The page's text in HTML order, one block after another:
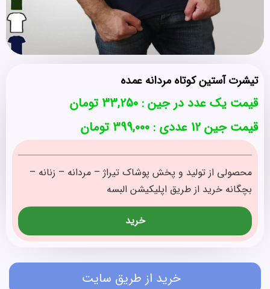
تیشرت آستین کوتاه مردانه عمده
قیمت یک عدد در جین : 33,250 تومان
قیمت جین 12 عددی : 399,000 تومان
محصولی از تولید و پخش پوشاک تیراژ – مردانه – زنانه –
بچگانه خرید از طریق اپلیکیشن البسه
خرید
خرید از طریق سایت